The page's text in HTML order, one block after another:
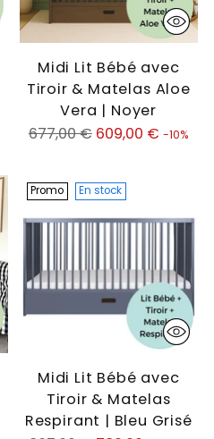
Midi Lit Bébé avec
Tiroir & Matelas Aloe
Vera | Noyer
Prix
677,00 € 609,00 € -10%
Promo En stock
Midi Lit Bébé avec
Tiroir & Matelas
Respirant | Bleu Grisé